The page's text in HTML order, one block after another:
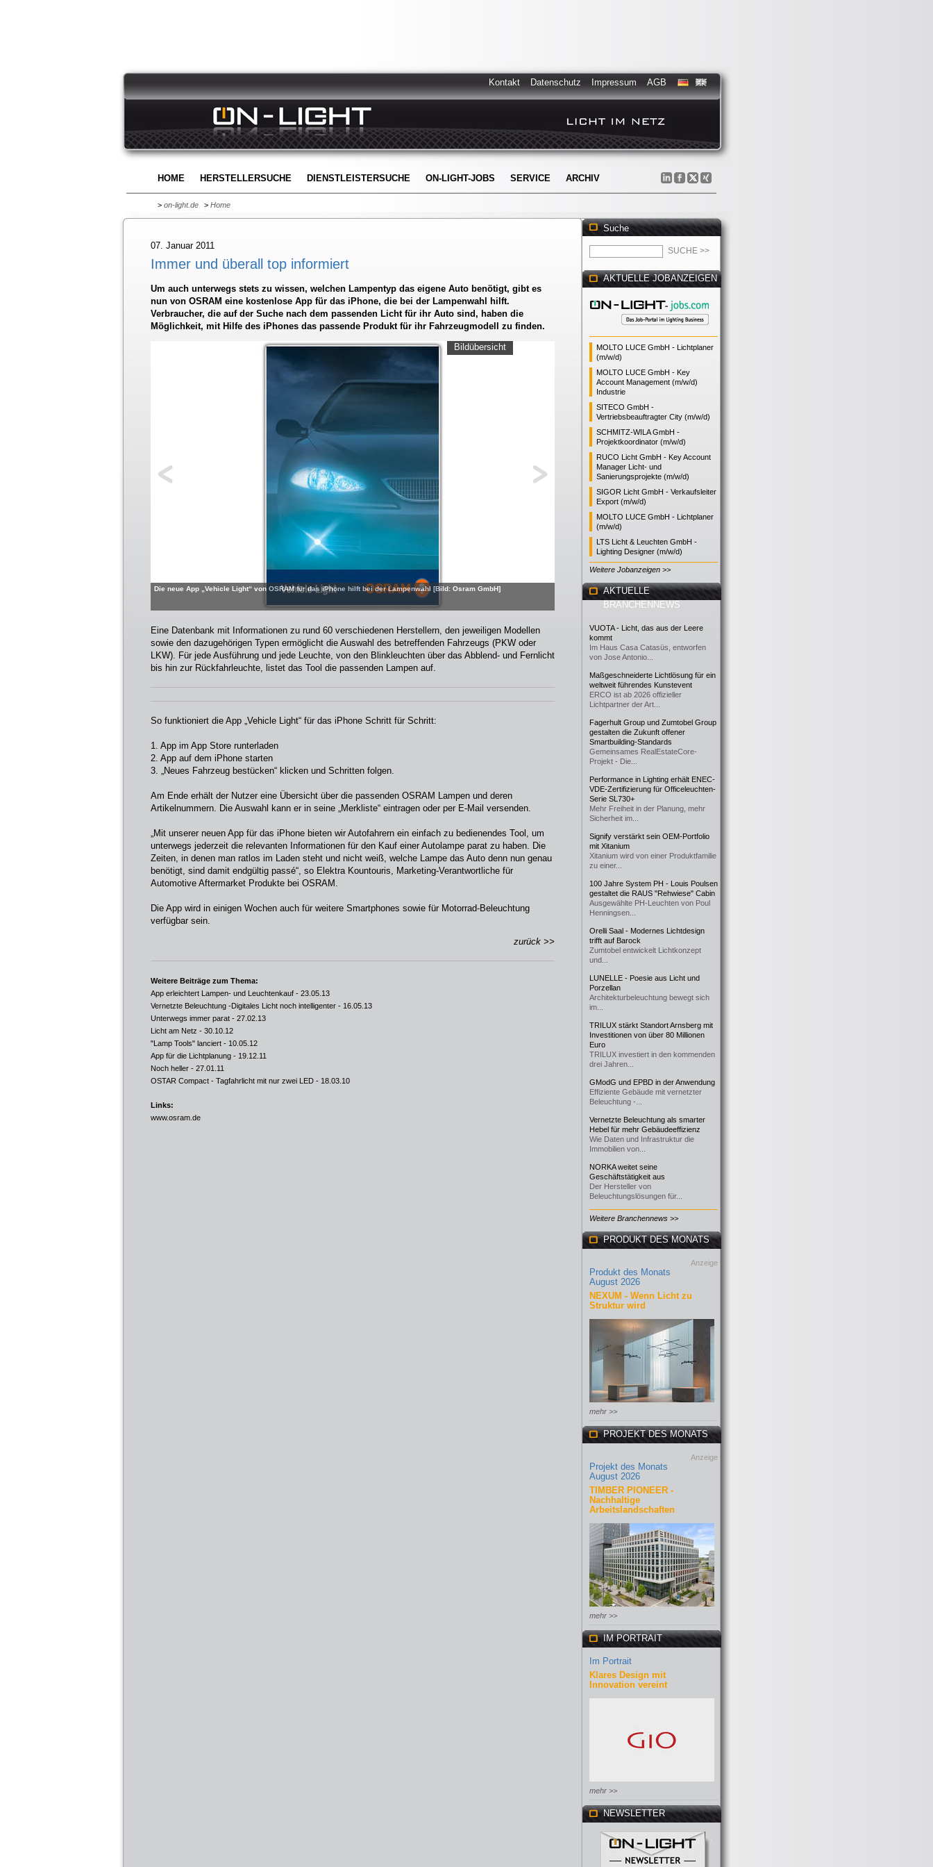
Kontakt Datenschutz Impressum AGB
HOME HERSTELLERSUCHE DIENSTLEISTERSUCHE ON-LIGHT-JOBS SERVICE ARCHIV
> on-light.de > Home
07. Januar 2011
Immer und überall top informiert
Um auch unterwegs stets zu wissen, welchen Lampentyp das eigene Auto benötigt, gibt es
nun von OSRAM eine kostenlose App für das iPhone, die bei der Lampenwahl hilft.
Verbraucher, die auf der Suche nach dem passenden Licht für ihr Auto sind, haben die
Möglichkeit, mit Hilfe des iPhones das passende Produkt für ihr Fahrzeugmodell zu finden.
Die neue App „Vehicle Light“ von OSRAM für das iPhone hilft bei der Lampenwahl [Bild: Osram GmbH]
Bildübersicht
Eine Datenbank mit Informationen zu rund 60 verschiedenen Herstellern, den jeweiligen Modellen
sowie den dazugehörigen Typen ermöglicht die Auswahl des betreffenden Fahrzeugs (PKW oder
LKW). Für jede Ausführung und jede Leuchte, von den Blinkleuchten über das Abblend- und Fernlicht
bis hin zur Rückfahrleuchte, listet das Tool die passenden Lampen auf.
So funktioniert die App „Vehicle Light“ für das iPhone Schritt für Schritt:
1. App im App Store runterladen
2. App auf dem iPhone starten
3. „Neues Fahrzeug bestücken“ klicken und Schritten folgen.
Am Ende erhält der Nutzer eine Übersicht über die passenden OSRAM Lampen und deren
Artikelnummern. Die Auswahl kann er in seine „Merkliste“ eintragen oder per E-Mail versenden.
„Mit unserer neuen App für das iPhone bieten wir Autofahrern ein einfach zu bedienendes Tool, um
unterwegs jederzeit die relevanten Informationen für den Kauf einer Autolampe parat zu haben. Die
Zeiten, in denen man ratlos im Laden steht und nicht weiß, welche Lampe das Auto denn nun genau
benötigt, sind damit endgültig passé“, so Elektra Kountouris, Marketing-Verantwortliche für
Automotive Aftermarket Produkte bei OSRAM.
Die App wird in einigen Wochen auch für weitere Smartphones sowie für Motorrad-Beleuchtung
verfügbar sein.
zurück >>
Weitere Beiträge zum Thema:
App erleichtert Lampen- und Leuchtenkauf - 23.05.13
Vernetzte Beleuchtung -Digitales Licht noch intelligenter - 16.05.13
Unterwegs immer parat - 27.02.13
Licht am Netz - 30.10.12
"Lamp Tools" lanciert - 10.05.12
App für die Lichtplanung - 19.12.11
Noch heller - 27.01.11
OSTAR Compact - Tagfahrlicht mit nur zwei LED - 18.03.10
Links:
www.osram.de
Suche
AKTUELLE JOBANZEIGEN
MOLTO LUCE GmbH - Lichtplaner
(m/w/d)
MOLTO LUCE GmbH - Key
Account Management (m/w/d)
Industrie
SITECO GmbH -
Vertriebsbeauftragter City (m/w/d)
SCHMITZ-WILA GmbH -
Projektkoordinator (m/w/d)
RUCO Licht GmbH - Key Account
Manager Licht- und
Sanierungsprojekte (m/w/d)
SIGOR Licht GmbH - Verkaufsleiter
Export (m/w/d)
MOLTO LUCE GmbH - Lichtplaner
(m/w/d)
LTS Licht & Leuchten GmbH -
Lighting Designer (m/w/d)
Weitere Jobanzeigen >>
AKTUELLE
BRANCHENNEWS
VUOTA - Licht, das aus der Leere
kommt
Im Haus Casa Catasüs, entworfen
von Jose Antonio...
Maßgeschneiderte Lichtlösung für ein
weltweit führendes Kunstevent
ERCO ist ab 2026 offizieller
Lichtpartner der Art...
Fagerhult Group und Zumtobel Group
gestalten die Zukunft offener
Smartbuilding-Standards
Gemeinsames RealEstateCore-
Projekt - Die...
Performance in Lighting erhält ENEC-
VDE-Zertifizierung für Officeleuchten-
Serie SL730+
Mehr Freiheit in der Planung, mehr
Sicherheit im...
Signify verstärkt sein OEM-Portfolio
mit Xitanium
Xitanium wird von einer Produktfamilie
zu einer...
100 Jahre System PH - Louis Poulsen
gestaltet die RAUS "Rehwiese" Cabin
Ausgewählte PH-Leuchten von Poul
Henningsen...
Orelli Saal - Modernes Lichtdesign
trifft auf Barock
Zumtobel entwickelt Lichtkonzept
und...
LUNELLE - Poesie aus Licht und
Porzellan
Architekturbeleuchtung bewegt sich
im...
TRILUX stärkt Standort Arnsberg mit
Investitionen von über 80 Millionen
Euro
TRILUX investiert in den kommenden
drei Jahren...
GModG und EPBD in der Anwendung
Effiziente Gebäude mit vernetzter
Beleuchtung -...
Vernetzte Beleuchtung als smarter
Hebel für mehr Gebäudeeffizienz
Wie Daten und Infrastruktur die
Immobilien von...
NORKA weitet seine
Geschäftstätigkeit aus
Der Hersteller von
Beleuchtungslösungen für...
Weitere Branchennews >>
PRODUKT DES MONATS
Anzeige
Produkt des Monats
August 2026
NEXUM - Wenn Licht zu
Struktur wird
mehr >>
PROJEKT DES MONATS
Anzeige
Projekt des Monats
August 2026
TIMBER PIONEER -
Nachhaltige
Arbeitslandschaften
mehr >>
IM PORTRAIT
Im Portrait
Klares Design mit
Innovation vereint
mehr >>
NEWSLETTER